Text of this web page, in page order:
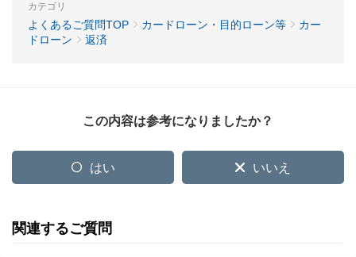
カテゴリ
よくあるご質問TOP カードローン・目的ローン等
カー
ドローン
返済
この内容は参考になりましたか？
はい いいえ
関連するご質問